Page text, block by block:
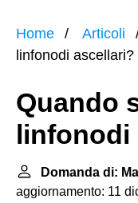
Home Articoli
linfonodi ascellari?
Quando
Domanda di:
aggiornamento: 11